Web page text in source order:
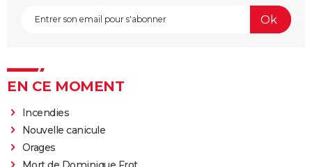
EN CE MOMENT
Incendies
Nouvelle canicule
Orages